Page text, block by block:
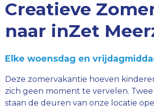
Creatieve
naar inZet
Elke woensdag en
Deze zomervakantie hoeven
zich geen moment te vervelen.
staan de deuren van onze locatie